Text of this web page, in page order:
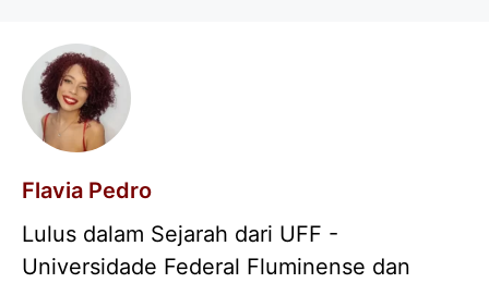
Flavia Pedro
Lulus dalam Sejarah dari UFF -
Universidade Federal Fluminense dan